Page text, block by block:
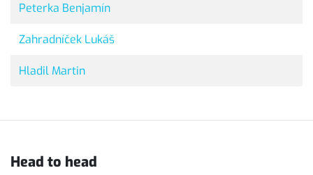
Peterka Benjamín
Zahradníček Lukáš
Hladil Martin
Head to head